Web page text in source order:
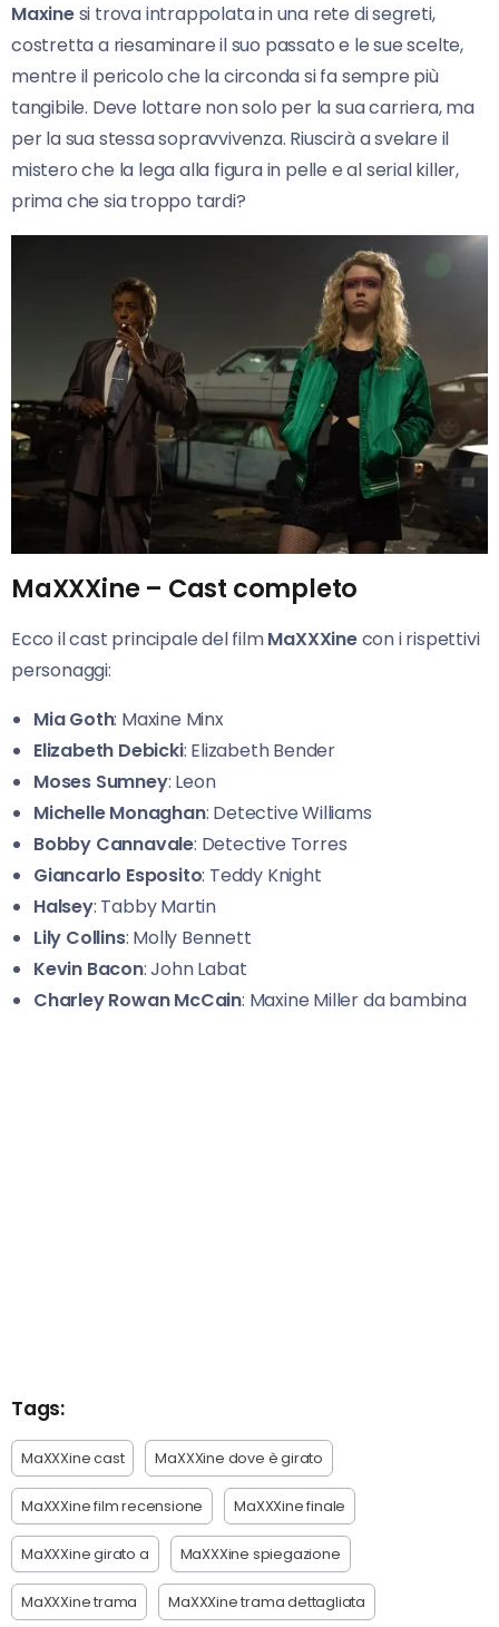
Maxinesi trova intrappolata in una rete di segreti,
costretta a riesaminare il suo passato e le sue scelte,
mentre il pericolo che la circonda si fa sempre più
tangibile. Deve lottare non solo per la sua carriera, ma
per la sua stessa sopravvivenza. Riuscirà a svelare il
mistero che la lega alla figura in pelle e al serial killer,
prima che sia troppo tardi?
MaXXXine – Cast completo
Ecco il cast principale del filmMaXXXinecon i rispettivi
personaggi:
Mia Goth: Maxine Minx
Elizabeth Debicki: Elizabeth Bender
Moses Sumney: Leon
Michelle Monaghan: Detective Williams
Bobby Cannavale: Detective Torres
Giancarlo Esposito: Teddy Knight
Halsey: Tabby Martin
Lily Collins: Molly Bennett
Kevin Bacon: John Labat
Charley Rowan McCain: Maxine Miller da bambina
Tags:
MaXXXine cast MaXXXine dove è girato
MaXXXine film recensione MaXXXine finale
MaXXXine girato a MaXXXine spiegazione
MaXXXine trama MaXXXine trama dettagliata